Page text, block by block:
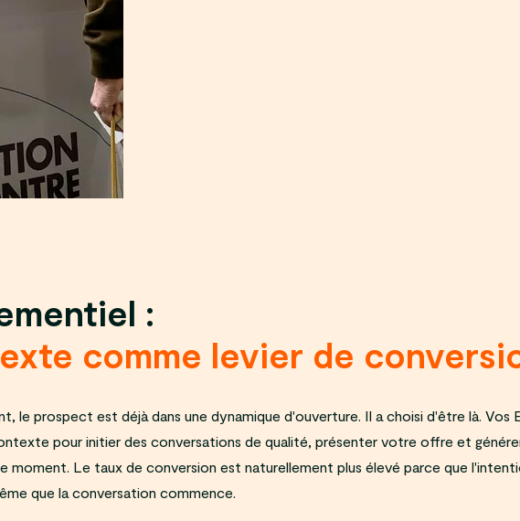
:
comme levier de
le prospect est déjà dans une dynamique d'ouverture. Il a choisi d'être là. Vos
pour initier des conversations de qualité, présenter votre offre et
moment. Le taux de conversion est naturellement plus élevé parce que
que la conversation commence.